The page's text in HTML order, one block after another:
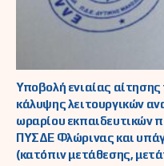
Υποβολή ενιαίας
κάλυψης λειτουργικών
ωραρίου εκπαιδευτικών
ΠΥΣΔΕ Φλώρινας και
(κατόπιν μετάθεσης,